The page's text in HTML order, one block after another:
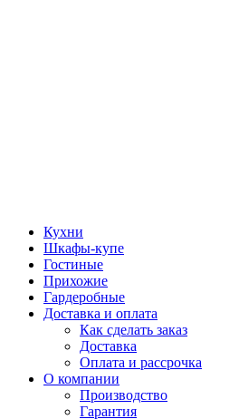
Кухни
Шкафы-купе
Гостиные
Прихожие
Гардеробные
Доставка и оплата
Как сделать заказ
Доставка
Оплата и рассрочка
О компании
Производство
Гарантия